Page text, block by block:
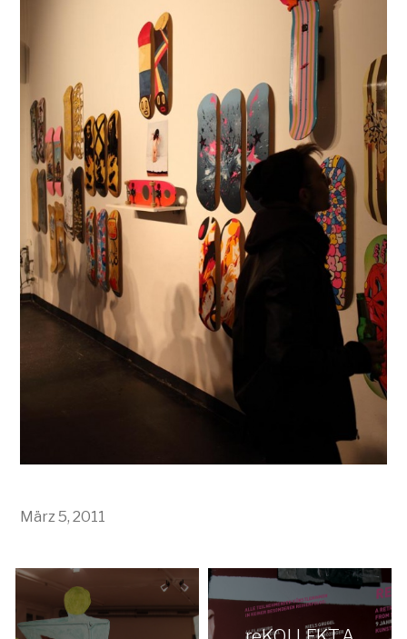
März 5, 2011